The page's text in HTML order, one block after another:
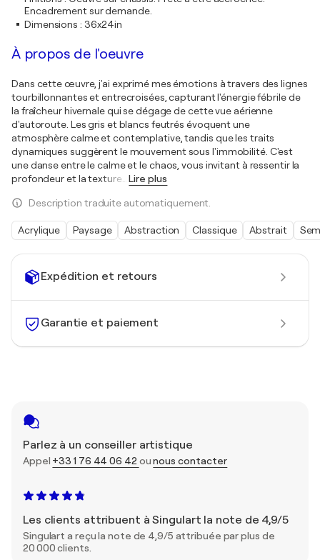
Expédition et retours
Garantie et paiement
Parlez à un conseiller artistique
Appel +33 1 76 44 06 42 ounous contacter
Les clients attribuent à Singulart la note de 4,9/5
Singulart a reçu la note de 4,9/5 attribuée par plus de
20 000 clients.
Encadrement sur demande.
Dimensions : 36x24in
À propos de l'oeuvre
Dans cette œuvre, j'ai exprimé mes émotions à travers des lignes
tourbillonnantes et entrecroisées, capturant l'énergie fébrile de
la fraîcheur hivernale qui se dégage de cette vue aérienne
d'autoroute. Les gris et blancs feutrés évoquent une
atmosphère calme et contemplative, tandis que les traits
dynamiques suggèrent le mouvement sous l'immobilité. C'est
une danse entre le calme et le chaos, vous invitant à ressentir la
profondeur et la texture
Lire plus
Description traduite automatiquement.
Acrylique Paysage Abstraction Classique Abstrait